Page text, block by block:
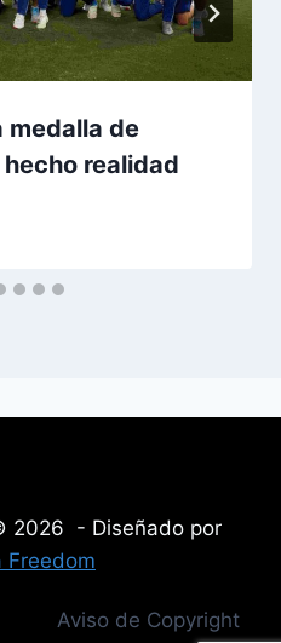
medalla de
realidad
2026 - Diseñado por
Freedom
Aviso de Copyright